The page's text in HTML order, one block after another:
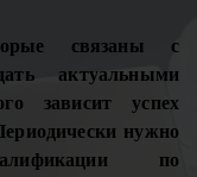
связаны с
актуальными
зависит успех
нужно
по